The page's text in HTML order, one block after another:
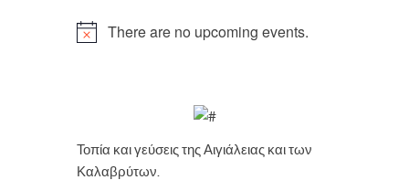
There are no upcoming events.
Τοπία και γεύσεις της Αιγιάλειας και των
Καλαβρύτων.